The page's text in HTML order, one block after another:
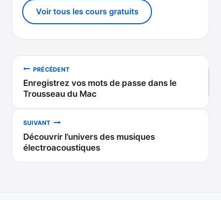
Voir tous les cours gratuits
Navigation
de
l’article
PRÉCÉDENT
Enregistrez vos mots de passe dans le
Trousseau du Mac
SUIVANT
Découvrir l’univers des musiques
électroacoustiques